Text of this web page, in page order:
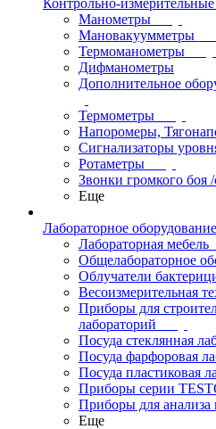
Контрольно-
Манометры
Мановакуумметры
Термоманометры
Дифманометры
Дополнительное
Термометры
Напоромеры,
Сигнализаторы
Ротаметры
Звонки громкого боя
Еще
Лабораторное оборудование
Лабораторная мебель
Общелабораторное
Облучатели
Весоизмерительная
Приборы для
лабораторий
Посуда стеклянная
Посуда фарфоровая
Посуда пластиковая
Приборы серии
Приборы для анализа
Еще